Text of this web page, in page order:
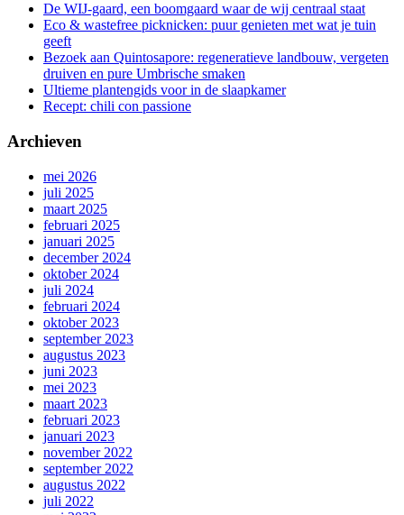
De WIJ-gaard, een boomgaard waar de wij centraal staat
Eco & wastefree picknicken: puur genieten met wat je tuin
geeft
Bezoek aan Quintosapore: regeneratieve landbouw, vergeten
druiven en pure Umbrische smaken
Ultieme plantengids voor in de slaapkamer
Recept: chili con passione
Archieven
mei 2026
juli 2025
maart 2025
februari 2025
januari 2025
december 2024
oktober 2024
juli 2024
februari 2024
oktober 2023
september 2023
augustus 2023
juni 2023
mei 2023
maart 2023
februari 2023
januari 2023
november 2022
september 2022
augustus 2022
juli 2022